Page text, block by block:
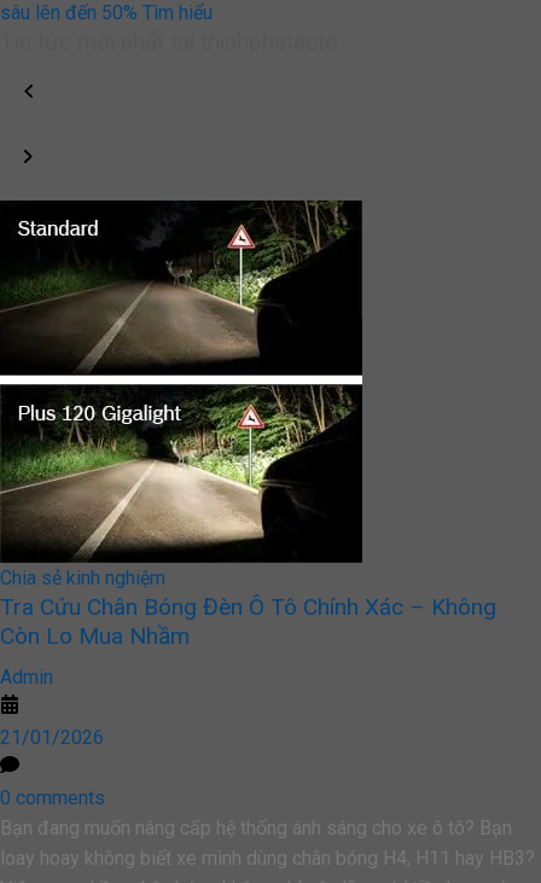
sâu lên đến 50% Tìm hiểu
Chia sẻ kinh nghiệm
Tra Cứu Chân Bóng Đèn Ô Tô Chính Xác – Không
Còn Lo Mua Nhầm
Admin
21/01/2026
0 comments
Bạn đang muốn nâng cấp hệ thống ánh sáng cho xe ô tô? Bạn
loay hoay không biết xe mình dùng chân bóng H4, H11 hay HB3?